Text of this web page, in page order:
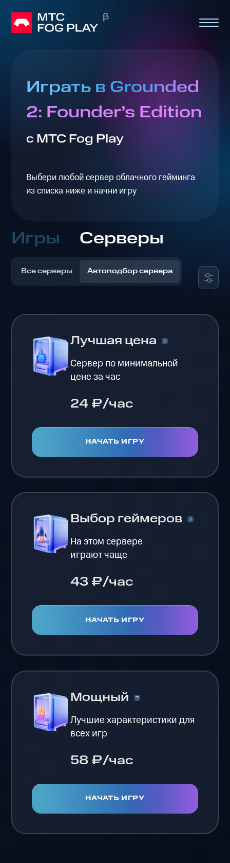
Играть в Grounded
2: Founder’s Edition
с МТС Fog Play
Выбери любой сервер облачного гейминга
из списка ниже и начни игру
Игры Серверы
Все серверы Автоподбор сервера
Лучшая цена
Сервер по минимальной
цене за час
24 ₽/час
НАЧАТЬ ИГРУ
Выбор геймеров
На этом сервере
играют чаще
43 ₽/час
НАЧАТЬ ИГРУ
Мощный
Лучшие характеристики для
всех игр
58 ₽/час
НАЧАТЬ ИГРУ